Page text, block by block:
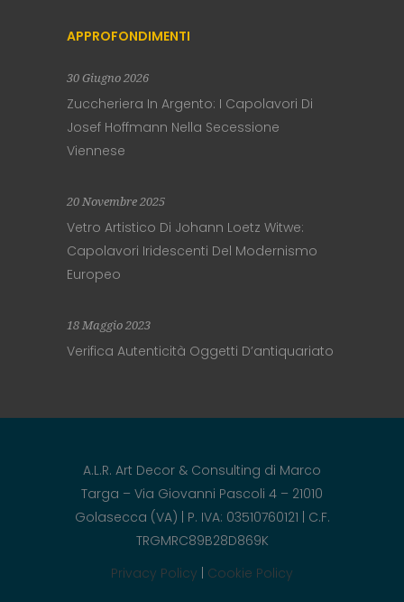
APPROFONDIMENTI
30 Giugno 2026
Zuccheriera In Argento: I Capolavori Di
Josef Hoffmann Nella Secessione
Viennese
20 Novembre 2025
Vetro Artistico Di Johann Loetz Witwe:
Capolavori Iridescenti Del Modernismo
Europeo
18 Maggio 2023
Verifica Autenticità Oggetti D’antiquariato
A.L.R. Art Decor & Consulting di Marco
Targa – Via Giovanni Pascoli 4 – 21010
Golasecca (VA) | P. IVA: 03510760121 | C.F.
TRGMRC89B28D869K
Privacy Policy
Cookie Policy